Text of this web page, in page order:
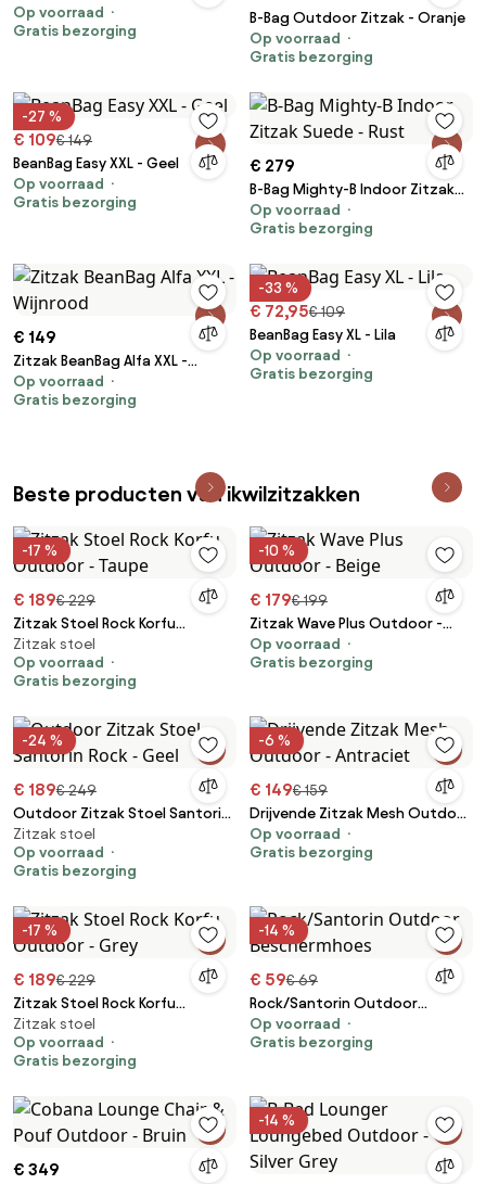
Op voorraad
Gratis bezorging
B-Bag Outdoor Zitzak - Oranje
Op voorraad
Gratis bezorging
-27 %
€ 109€ 149
BeanBag Easy XXL - Geel
Op voorraad
Gratis bezorging
€ 279
B-Bag Mighty-B Indoor Zitzak
Suede - Rust
Op voorraad
Gratis bezorging
€ 149
Zitzak BeanBag Alfa XXL -
Wijnrood
Op voorraad
Gratis bezorging
-33 %
€ 72,95€ 109
BeanBag Easy XL - Lila
Op voorraad
Gratis bezorging
Beste producten van ikwilzitzakken
-17 %
€ 189€ 229
Zitzak Stoel Rock Korfu
Outdoor - Taupe
Zitzak stoel
Op voorraad
Gratis bezorging
-10 %
€ 179€ 199
Zitzak Wave Plus Outdoor -
Beige
Op voorraad
Gratis bezorging
-24 %
€ 189€ 249
Outdoor Zitzak Stoel Santorin
Rock - Geel
Zitzak stoel
Op voorraad
Gratis bezorging
-6 %
€ 149€ 159
Drijvende Zitzak Mesh Outdoor
- Antraciet
Op voorraad
Gratis bezorging
-17 %
€ 189€ 229
Zitzak Stoel Rock Korfu
Outdoor - Grey
Zitzak stoel
Op voorraad
Gratis bezorging
-14 %
€ 59€ 69
Rock/Santorin Outdoor
Beschermhoes
Op voorraad
Gratis bezorging
€ 349
-14 %